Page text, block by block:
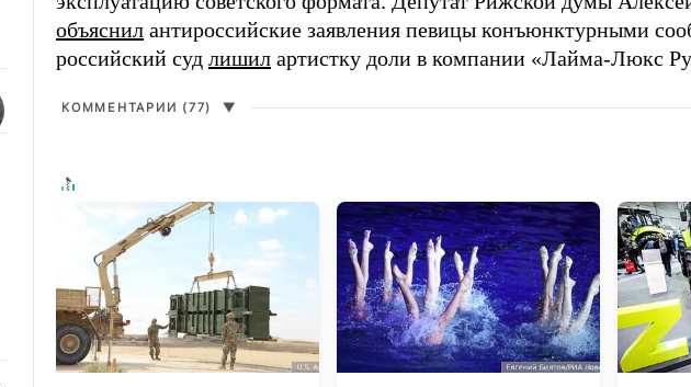
объяснил антироссийские заявления певицы конъюнктурными
российский суд лишил артистку доли в компании «Лайма-Люкс
КОММЕНТАРИИ (77) ▼